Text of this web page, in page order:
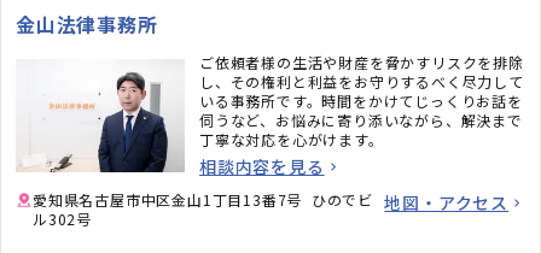
金山法律事務所
ご依頼者様の生活や財産を脅かすリスクを排除
し、その権利と利益をお守りするべく尽力して
いる事務所です。時間をかけてじっくりお話を
伺うなど、お悩みに寄り添いながら、解決まで
丁寧な対応を心がけます。
相談内容を見る
愛知県名古屋市中区金山1丁目13番7号 ひのでビ
ル302号
地図・アクセス